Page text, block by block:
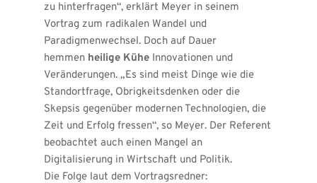
zu hinterfragen“, erklärt Meyer in seinem
Vortrag zum radikalen Wandel und
Paradigmenwechsel. Doch auf Dauer
hemmen heilige Kühe Innovationen und
Veränderungen. „Es sind meist Dinge wie die
Standortfrage, Obrigkeitsdenken oder die
Skepsis gegenüber modernen Technologien, die
Zeit und Erfolg fressen“, so Meyer. Der Referent
beobachtet auch einen Mangel an
Digitalisierung in Wirtschaft und Politik.
Die Folge laut dem Vortragsredner: